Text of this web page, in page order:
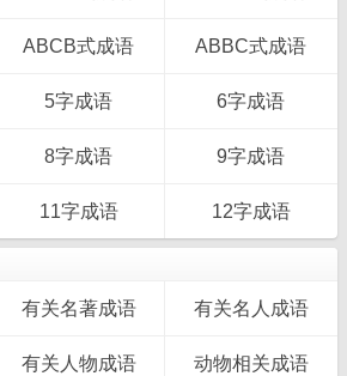
ABCB式成语 ABBC式成语
5字成语 6字成语
8字成语 9字成语
11字成语 12字成语
有关名著成语 有关名人成语
有关人物成语 动物相关成语